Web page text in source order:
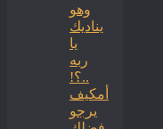
وهو
يناديك
يا
ربه
..؟!
أمكيف
يرجو